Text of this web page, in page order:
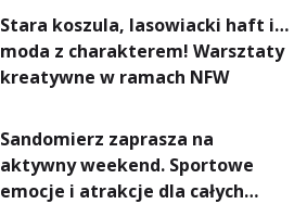
Stara koszula, lasowiacki haft i…
moda z charakterem! Warsztaty
kreatywne w ramach NFW
Sandomierz zaprasza na
aktywny weekend. Sportowe
emocje i atrakcje dla całych